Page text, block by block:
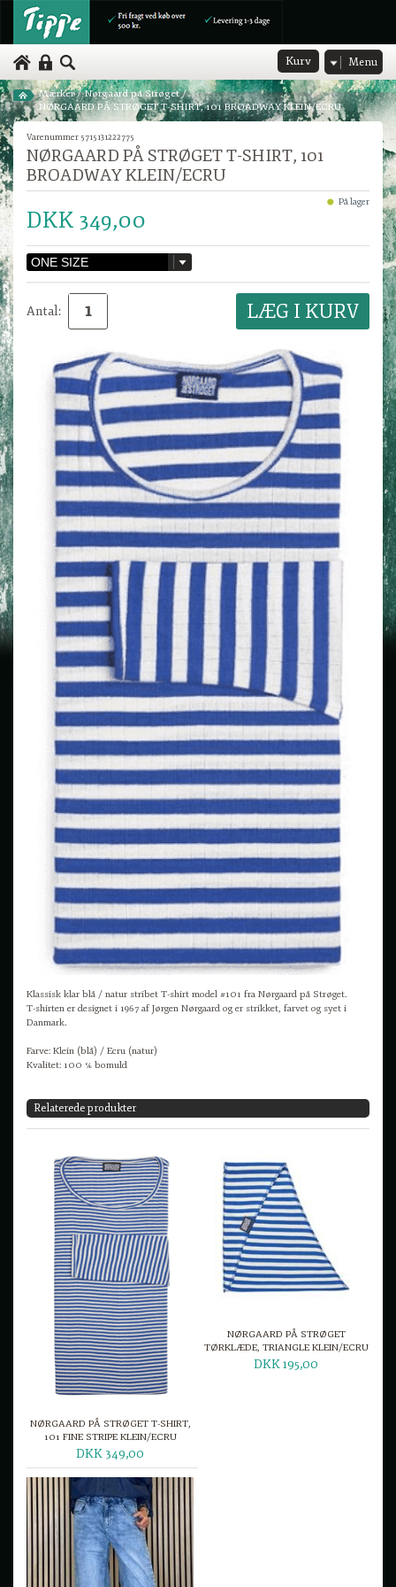
Kurv Menu
Mærker/ Nørgaard på Strøget/
NØRGAARD PÅ STRØGET T-SHIRT, 101 BROADWAY KLEIN/ECRU
Varenummer 5715131222775
NØRGAARD PÅ STRØGET T-SHIRT, 101
BROADWAY KLEIN/ECRU
På lager
DKK 349,00
Antal:
Klassisk klar blå / natur stribet T-shirt model #101 fra Nørgaard på Strøget.
T-shirten er designet i 1967 af Jørgen Nørgaard og er strikket, farvet og syet i
Danmark.
Farve: Klein (blå) / Ecru (natur)
Kvalitet: 100 % bomuld
Relaterede produkter
NØRGAARD PÅ STRØGET T-SHIRT,
101 FINE STRIPE KLEIN/ECRU
DKK 349,00
NØRGAARD PÅ STRØGET
TØRKLÆDE, TRIANGLE KLEIN/ECRU
DKK 195,00